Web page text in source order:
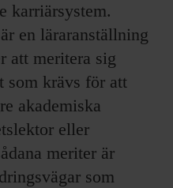
karriärsystem.
en läraranställning
att meritera sig
som krävs för att
akademiska
eller
meriter är
som